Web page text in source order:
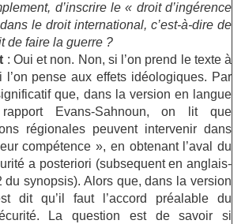
d’inscrire le « droit d’ingérence
le droit international, c’est-à-dire de
de faire la guerre ?
: Oui et non. Non, si l’on prend le texte à
l’on pense aux effets idéologiques. Par
que, dans la version en langue
Evans-Sahnoun, on lit que
régionales peuvent intervenir dans
compétence », en obtenant l’aval du
a posteriori (subsequent en anglais-
du synopsis). Alors que, dans la version
dit qu’il faut l’accord préalable du
La question est de savoir si